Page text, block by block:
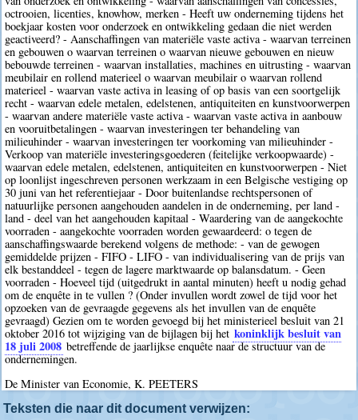
octrooien, licenties, knowhow, merken - Heeft uw onderneming tijdens het
boekjaar kosten voor onderzoek en ontwikkeling gedaan die niet werden
geactiveerd? - Aanschaffingen van materiële vaste activa - waarvan terreinen
en gebouwen o waarvan terreinen o waarvan nieuwe gebouwen en nieuw
bebouwde terreinen - waarvan installaties, machines en uitrusting - waarvan
meubilair en rollend materieel o waarvan meubilair o waarvan rollend
materieel - waarvan vaste activa in leasing of op basis van een soortgelijk
recht - waarvan edele metalen, edelstenen, antiquiteiten en kunstvoorwerpen
- waarvan andere materiële vaste activa - waarvan vaste activa in aanbouw
en vooruitbetalingen - waarvan investeringen ter behandeling van
milieuhinder - waarvan investeringen ter voorkoming van milieuhinder -
Verkoop van materiële investeringsgoederen (feitelijke verkoopwaarde) -
waarvan edele metalen, edelstenen, antiquiteiten en kunstvoorwerpen - Niet
op loonlijst ingeschreven personen werkzaam in een Belgische vestiging op
30 juni van het referentiejaar - Door buitenlandse rechtspersonen of
natuurlijke personen aangehouden aandelen in de onderneming, per land -
land - deel van het aangehouden kapitaal - Waardering van de aangekochte
voorraden - aangekochte voorraden worden gewaardeerd: o tegen de
aanschaffingswaarde berekend volgens de methode: - van de gewogen
gemiddelde prijzen - FIFO - LIFO - van individualisering van de prijs van
elk bestanddeel - tegen de lagere marktwaarde op balansdatum. - Geen
voorraden - Hoeveel tijd (uitgedrukt in aantal minuten) heeft u nodig gehad
om de enquête in te vullen ? (Onder invullen wordt zowel de tijd voor het
opzoeken van de gevraagde gegevens als het invullen van de enquête
gevraagd) Gezien om te worden gevoegd bij het ministerieel besluit van 21
oktober 2016 tot wijziging van de bijlagen bij het koninklijk besluit van
18 juli 2008 betreffende de jaarlijkse enquête naar de structuur van de
ondernemingen.
De Minister van Economie, K. PEETERS
Teksten die naar dit document verwijzen: